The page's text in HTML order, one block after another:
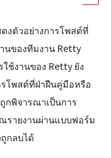
งตัวอย่างการโพสต์ที่
นของทีมงาน Retty
ช้งานของ Retty ยัง
โพสต์ที่ฝ่าฝืนคู่มือหรือ
กพิจารณาเป็นการ
รายงานผ่านแบบฟอร์ม
กลบได้